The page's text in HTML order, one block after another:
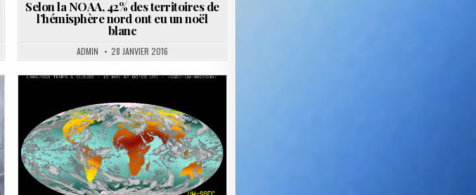
Selon la NOAA, 42% des territoires de
l’hémisphère nord ont eu un noël
blanc
ADMIN 28 JANVIER 2016
Posted
in